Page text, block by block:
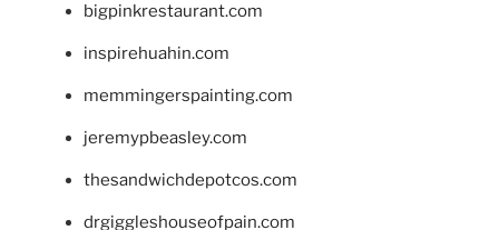
bigpinkrestaurant.com
inspirehuahin.com
memmingerspainting.com
jeremypbeasley.com
thesandwichdepotcos.com
drgiggleshouseofpain.com